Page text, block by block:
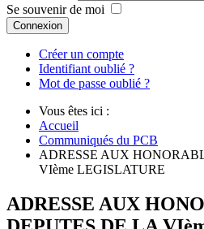
Se souvenir de moi
Connexion
Créer un compte
Identifiant oublié ?
Mot de passe oublié ?
Vous êtes ici :
Accueil
Communiqués du PCB
ADRESSE AUX
VIème LEGISLATURE
ADRESSE AUX